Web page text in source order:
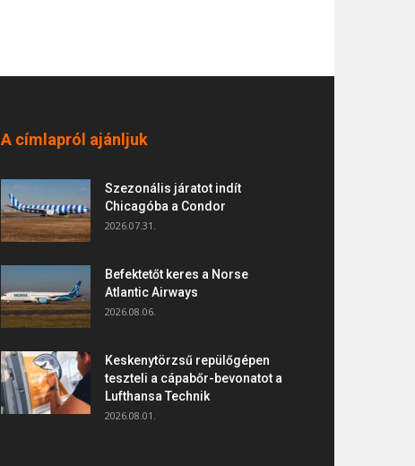
A címlapról ajánljuk
Szezonális járatot indít
Chicagóba a Condor
2026.07.31.
Befektetőt keres a Norse
Atlantic Airways
2026.08.06.
Keskenytörzsű repülőgépen
teszteli a cápabőr-bevonatot a
Lufthansa Technik
2026.08.01.